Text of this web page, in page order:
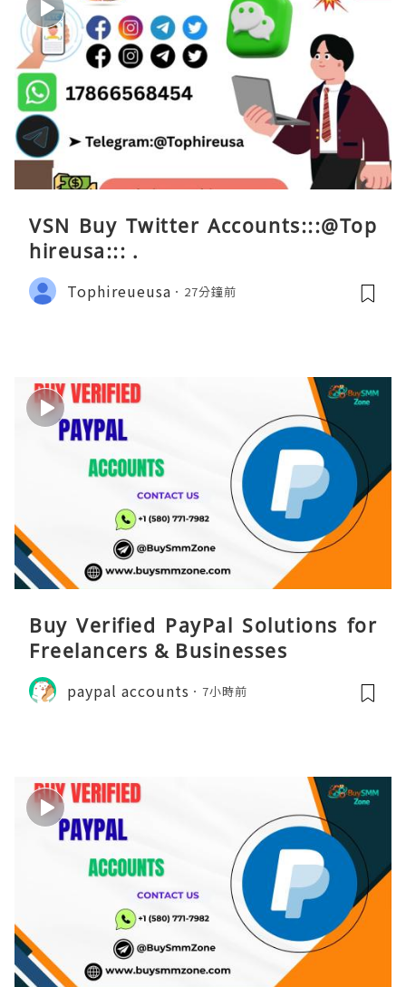
VSN Buy Twitter Accounts:::@Top
hireusa::: .
Tophireueusa 27分鐘前
Buy Verified PayPal Solutions for
Freelancers & Businesses
paypal accounts 7小時前